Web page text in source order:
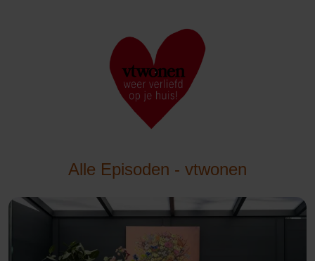
Alle Episoden - vtwonen